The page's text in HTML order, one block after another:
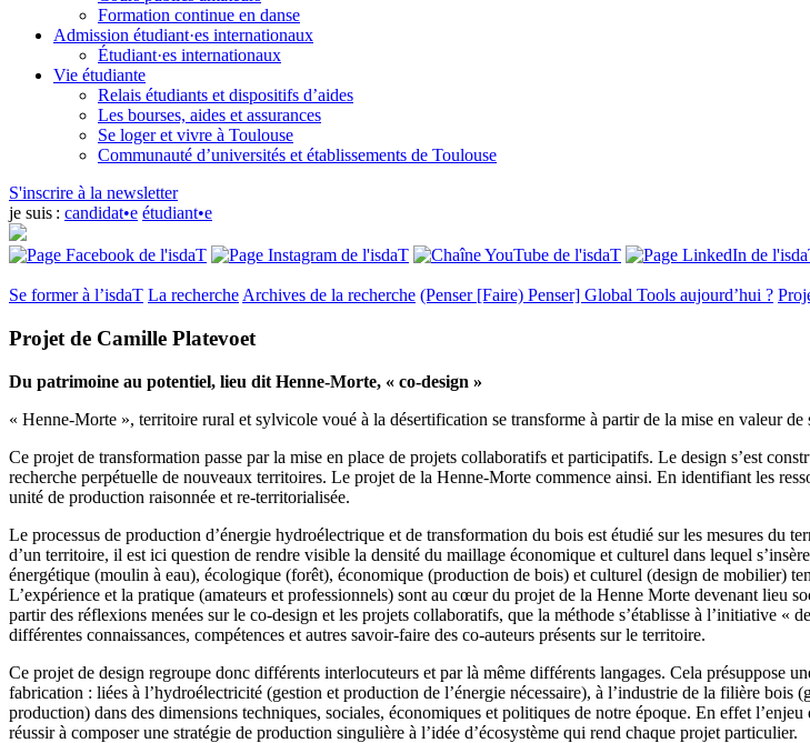
Formation continue en danse
Admission étudiant·es internationaux
Étudiant·es internationaux
Vie étudiante
Relais étudiants et dispositifs d’aides
Les bourses, aides et assurances
Se loger et vivre à Toulouse
Communauté d’universités et établissements de Toulouse
S'inscrire à la newsletter
je suis : candidat•e étudiant•e
Se former à l’isdaT La recherche Archives de la recherche (Penser [Faire) Penser] Global Tools aujourd’hui ?
Projet de Camille Platevoet
Du patrimoine au potentiel, lieu dit Henne-Morte, « co-design »
« Henne-Morte », territoire rural et sylvicole voué à la désertification se transforme à partir de la mise en valeur
Ce projet de transformation passe par la mise en place de projets collaboratifs et participatifs. Le design s’est
recherche perpétuelle de nouveaux territoires. Le projet de la Henne-Morte commence ainsi. En identifiant les
unité de production raisonnée et re-territorialisée.
Le processus de production d’énergie hydroélectrique et de transformation du bois est étudié sur les mesures du
d’un territoire, il est ici question de rendre visible la densité du maillage économique et culturel dans lequel
énergétique (moulin à eau), écologique (forêt), économique (production de bois) et culturel (design de mobilier)
L’expérience et la pratique (amateurs et professionnels) sont au cœur du projet de la Henne Morte devenant lieu
partir des réflexions menées sur le co-design et les projets collaboratifs, que la méthode s’établisse à l’initiative «
différentes connaissances, compétences et autres savoir-faire des co-auteurs présents sur le territoire.
Ce projet de design regroupe donc différents interlocuteurs et par là même différents langages. Cela présuppose
fabrication : liées à l’hydroélectricité (gestion et production de l’énergie nécessaire), à l’industrie de la filière bois
production) dans des dimensions techniques, sociales, économiques et politiques de notre époque. En effet l’enjeu
réussir à composer une stratégie de production singulière à l’idée d’écosystème qui rend chaque projet particulier.